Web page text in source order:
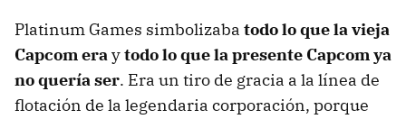
Platinum Games simbolizaba todo lo que la vieja
Capcom eraytodo lo que la presente Capcom ya
no quería ser. Era un tiro de gracia a la línea de
flotación de la legendaria corporación, porque